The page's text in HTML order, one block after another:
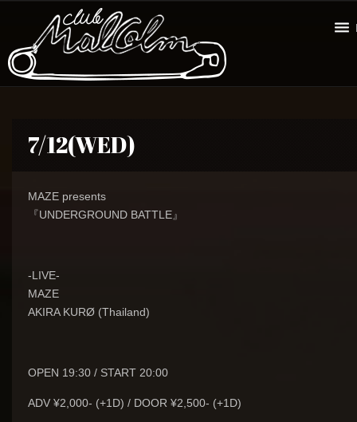
7/12(WED)
MAZE presents
『UNDERGROUND BATTLE』
-LIVE-
MAZE
AKIRA KURØ (Thailand)
OPEN 19:30 / START 20:00
ADV ¥2,000- (+1D) / DOOR ¥2,500- (+1D)